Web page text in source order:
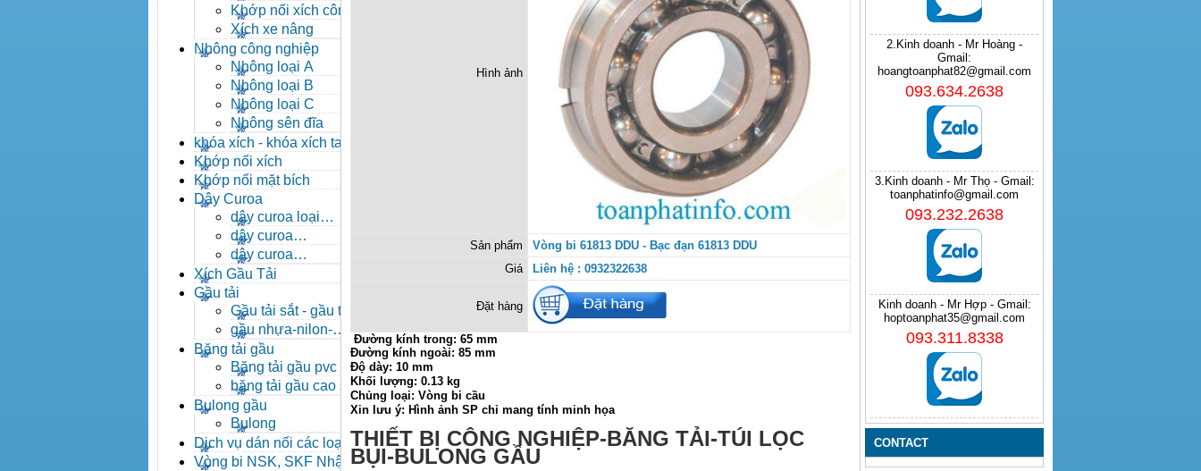
Khớp nối xích công
nghiệp
Xích xe nâng
Nhông công nghiệp
Nhông loại A
Nhông loại B
Nhông loại C
Nhông sên đĩa
khóa xích - khóa xích tai eo
- khóa xích công nghiệp
Khớp nối xích
Khớp nối mặt bích
Dây Curoa
dây curoa loại
A,B,C,D,E
dây curoa
SPZ,SPA,SPB,SPC
dây curoa
XPZ,XPA,XPB,XPC
Xích Gầu Tải
Gầu tải
Gầu tải sắt - gầu tải
inox
gầu nhựa-nilon-
HDPE
Băng tải gầu
Băng tải gầu pvc
băng tải gầu cao su
Bulong gầu
Bulong
Dịch vụ dán nối các loại
băng tải
Vòng bi NSK, SKF Nhật
Hình ảnh
Sản phẩm
Vòng bi 61813 DDU - Bạc đạn 61813 DDU
Giá
Liên hệ : 0932322638
Đặt hàng
Đường kính trong: 65 mm
Đường kính ngoài: 85 mm
Độ dày: 10 mm
Khối lượng: 0.13 kg
Chủng loại: Vòng bi cầu
Xin lưu ý: Hình ảnh SP chỉ mang tính minh họa
THIẾT BỊ CÔNG NGHIỆP-BĂNG TẢI-TÚI LỌC
BỤI-BULONG GẦU
2.Kinh doanh - Mr Hoàng -
Gmail:
hoangtoanphat82@gmail.com
093.634.2638
3.Kinh doanh - Mr Thọ - Gmail:
toanphatinfo@gmail.com
093.232.2638
Kinh doanh - Mr Hợp - Gmail:
hoptoanphat35@gmail.com
093.311.8338
CONTACT